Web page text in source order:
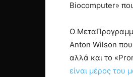
Biocomputer»
Ο
Anton Wilson
αλλά και το
είναι μέρος του